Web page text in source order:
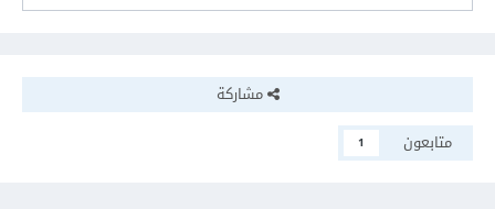
مشاركة
متابعون
1